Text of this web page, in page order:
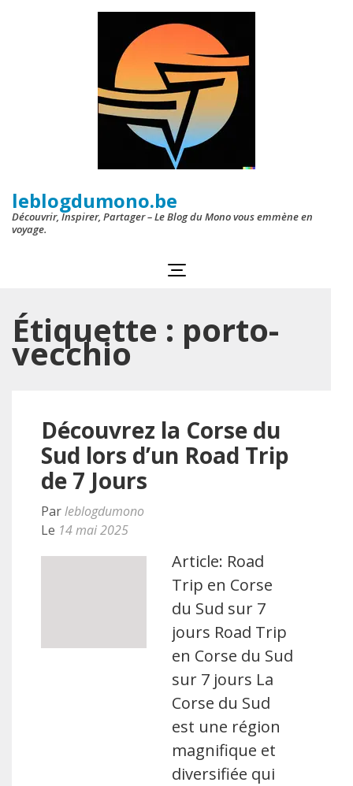
leblogdumono.be
Découvrir, Inspirer, Partager – Le Blog du Mono vous emmène en
voyage.
Étiquette : porto-
vecchio
Découvrez la Corse du
Sud lors d’un Road Trip
de 7 Jours
Parleblogdumono
Le 14 mai 2025
Article: Road
Trip en Corse
du Sud sur 7
jours Road Trip
en Corse du Sud
sur 7 jours La
Corse du Sud
est une région
magnifique et
diversifiée qui